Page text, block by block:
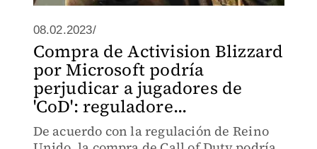
08.02.2023/
Compra de Activision Blizzard
por Microsoft podría
perjudicar a jugadores de
'CoD': reguladore...
De acuerdo con la regulación de Reino